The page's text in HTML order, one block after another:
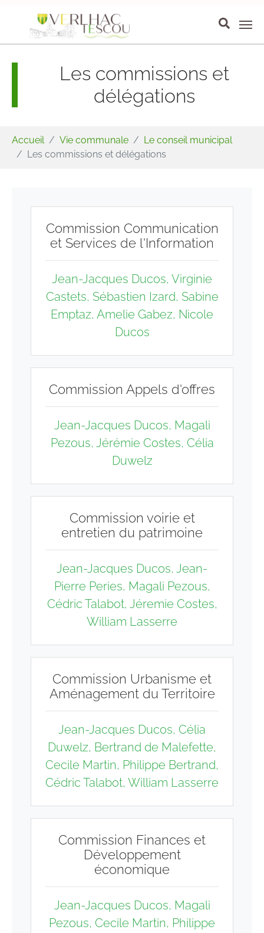
Les commissions et
délégations
Accueil Vie communale
Le conseil municipal
Les commissions et délégations
Commission Communication
et Services de l'Information
Jean-Jacques Ducos, Virginie
Castets, Sébastien Izard, Sabine
Emptaz, Amelie Gabez, Nicole
Ducos
Commission Appels d'offres
Jean-Jacques Ducos, Magali
Pezous, Jérémie Costes, Célia
Duwelz
Commission voirie et
entretien du patrimoine
Jean-Jacques Ducos, Jean-
Pierre Peries, Magali Pezous,
Cédric Talabot, Jéremie Costes,
William Lasserre
Commission Urbanisme et
Aménagement du Territoire
Jean-Jacques Ducos, Célia
Duwelz, Bertrand de Malefette,
Cecile Martin, Philippe Bertrand,
Cédric Talabot, William Lasserre
Commission Finances et
Développement
économique
Jean-Jacques Ducos, Magali
Pezous, Cecile Martin, Philippe